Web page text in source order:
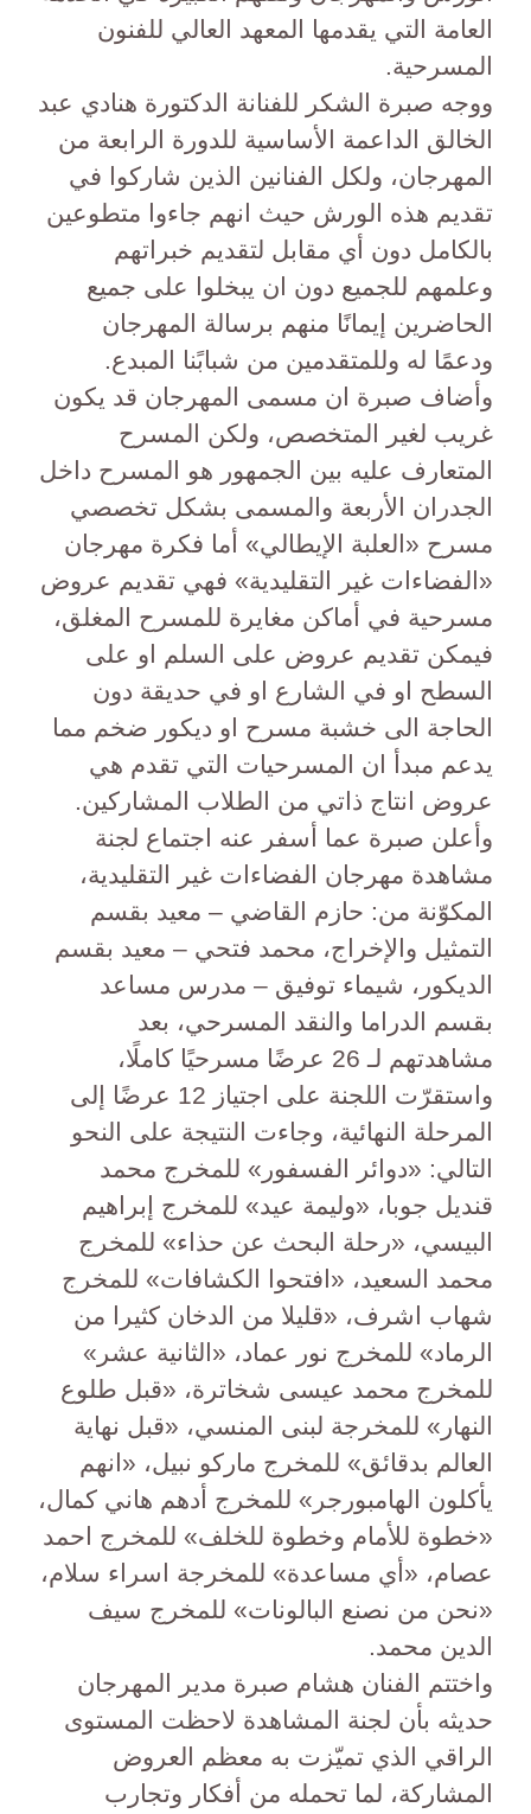
العامة التي يقدمها المعهد العالي للفنون
المسرحية.
ووجه صبرة الشكر للفنانة الدكتورة هنادي عبد
الخالق الداعمة الأساسية للدورة الرابعة من
المهرجان، ولكل الفنانين الذين شاركوا في
تقديم هذه الورش حيث انهم جاءوا متطوعين
بالكامل دون أي مقابل لتقديم خبراتهم
وعلمهم للجميع دون ان يبخلوا على جميع
الحاضرين إيمانًا منهم برسالة المهرجان
ودعمًا له وللمتقدمين من شبابًنا المبدع.
وأضاف صبرة ان مسمى المهرجان قد يكون
غريب لغير المتخصص، ولكن المسرح
المتعارف عليه بين الجمهور هو المسرح داخل
الجدران الأربعة والمسمى بشكل تخصصي
مسرح «العلبة الإيطالي» أما فكرة مهرجان
«الفضاءات غير التقليدية» فهي تقديم عروض
مسرحية في أماكن مغايرة للمسرح المغلق،
فيمكن تقديم عروض على السلم او على
السطح او في الشارع او في حديقة دون
الحاجة الى خشبة مسرح او ديكور ضخم مما
يدعم مبدأ ان المسرحيات التي تقدم هي
عروض انتاج ذاتي من الطلاب المشاركين.
وأعلن صبرة عما أسفر عنه اجتماع لجنة
مشاهدة مهرجان الفضاءات غير التقليدية،
المكوّنة من: حازم القاضي – معيد بقسم
التمثيل والإخراج، محمد فتحي – معيد بقسم
الديكور، شيماء توفيق – مدرس مساعد
بقسم الدراما والنقد المسرحي، بعد
مشاهدتهم لـ 26 عرضًا مسرحيًا كاملًا،
واستقرّت اللجنة على اجتياز 12 عرضًا إلى
المرحلة النهائية، وجاءت النتيجة على النحو
التالي: «دوائر الفسفور» للمخرج محمد
قنديل جوبا، «وليمة عيد» للمخرج إبراهيم
البيسي، «رحلة البحث عن حذاء» للمخرج
محمد السعيد، «افتحوا الكشافات» للمخرج
شهاب اشرف، «قليلا من الدخان كثيرا من
الرماد» للمخرج نور عماد، «الثانية عشر»
للمخرج محمد عيسى شخاترة، «قبل طلوع
النهار» للمخرجة لبنى المنسي، «قبل نهاية
العالم بدقائق» للمخرج ماركو نبيل، «انهم
يأكلون الهامبورجر» للمخرج أدهم هاني كمال،
«خطوة للأمام وخطوة للخلف» للمخرج احمد
عصام، «أي مساعدة» للمخرجة اسراء سلام،
«نحن من نصنع البالونات» للمخرج سيف
الدين محمد.
واختتم الفنان هشام صبرة مدير المهرجان
حديثه بأن لجنة المشاهدة لاحظت المستوى
الراقي الذي تميّزت به معظم العروض
المشاركة، لما تحمله من أفكار وتجارب